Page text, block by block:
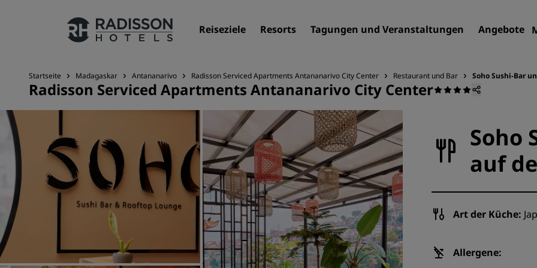
Reiseziele Resorts Tagungen und Veranstaltungen Angebote
Unsere Marken
Finden Sie Ihr Hotel
Resorts
Serviced Apartments
Flughafenhotels
Neue und geplante Hotels
Tagungen und
Entdecken Sie Radisson
Startseite Madagaskar Antananarivo Radisson Serviced Apartments Antananarivo City Center Restaurant und Bar Soho Sushi-Bar
Radisson Serviced Apartments Antananarivo City Center
Soho
auf
Art der Küche:
Allergene: